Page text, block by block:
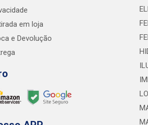
em loja
e Devolução